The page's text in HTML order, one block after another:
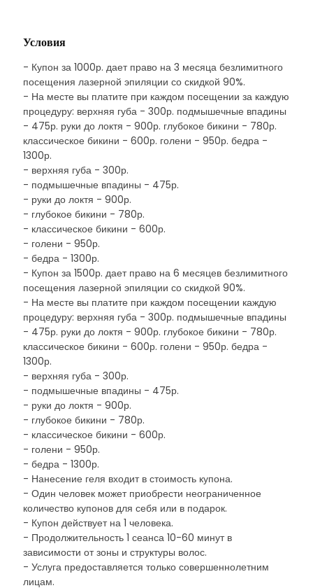
Условия
- Купон за 1000р. дает право на 3 месяца безлимитного
посещения лазерной эпиляции со скидкой 90%.
- На месте вы платите при каждом посещении за каждую
процедуру: верхняя губа - 300р. подмышечные впадины
- 475р. руки до локтя - 900р. глубокое бикини - 780р.
классическое бикини - 600р. голени - 950р. бедра -
1300р.
- верхняя губа - 300р.
- подмышечные впадины - 475р.
- руки до локтя - 900р.
- глубокое бикини - 780р.
- классическое бикини - 600р.
- голени - 950р.
- бедра - 1300р.
- Купон за 1500р. дает право на 6 месяцев безлимитного
посещения лазерной эпиляции со скидкой 90%.
- На месте вы платите при каждом посещении каждую
процедуру: верхняя губа - 300р. подмышечные впадины
- 475р. руки до локтя - 900р. глубокое бикини - 780р.
классическое бикини - 600р. голени - 950р. бедра -
1300р.
- верхняя губа - 300р.
- подмышечные впадины - 475р.
- руки до локтя - 900р.
- глубокое бикини - 780р.
- классическое бикини - 600р.
- голени - 950р.
- бедра - 1300р.
- Нанесение геля входит в стоимость купона.
- Один человек может приобрести неограниченное
количество купонов для себя или в подарок.
- Купон действует на 1 человека.
- Продолжительность 1 сеанса 10-60 минут в
зависимости от зоны и структуры волос.
- Услуга предоставляется только совершеннолетним
лицам.